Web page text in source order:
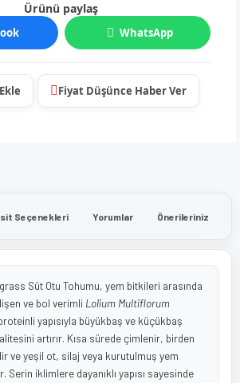
Ürünü paylaş
WhatsApp
Fiyat Düşünce Haber Ver
Seçenekleri Yorumlar Önerileriniz
Süt Otu Tohumu, yem bitkileri arasında
ve bol verimli Lolium Multiflorum
yapısıyla büyükbaş ve küçükbaş
artırır. Kısa sürede çimlenir, birden
ve yeşil ot, silaj veya kurutulmuş yem
Serin iklimlere dayanıklı yapısı sayesinde